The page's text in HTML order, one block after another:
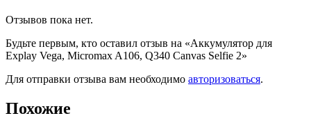
Отзывов пока нет.
Будьте первым, кто оставил отзыв на «Аккумулятор для
Explay Vega, Micromax A106, Q340 Canvas Selfie 2»
Для отправки отзыва вам необходимо авторизоваться.
Похожие